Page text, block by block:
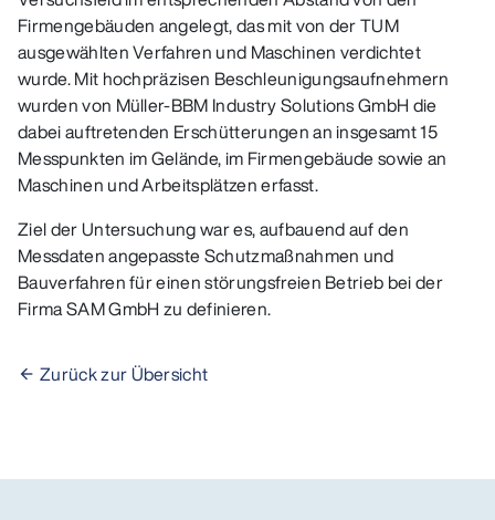
Firmengebäuden angelegt, das mit von der TUM
ausgewählten Verfahren und Maschinen verdichtet
wurde. Mit hochpräzisen Beschleunigungsaufnehmern
wurden von Müller-BBM Industry Solutions GmbH die
dabei auftretenden Erschütterungen an insgesamt 15
Messpunkten im Gelände, im Firmengebäude sowie an
Maschinen und Arbeitsplätzen erfasst.
Ziel der Untersuchung war es, aufbauend auf den
Messdaten angepasste Schutzmaßnahmen und
Bauverfahren für einen störungsfreien Betrieb bei der
Firma SAM GmbH zu definieren.
Zurück zur Übersicht